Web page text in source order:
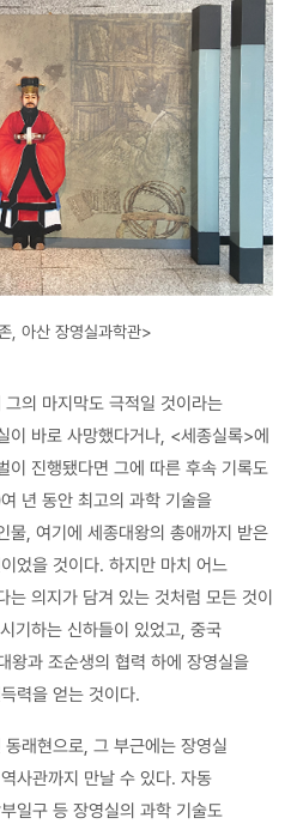
, 아산 장영실과학관>
의 마지막도 극적일 것이라는
이 바로 사망했다거나, <세종실록>에
이 진행됐다면 그에 따른 후속 기록도
년 동안 최고의 과학 기술을
물, 여기에 세종대왕의 총애까지 받은
었을 것이다. 하지만 마치 어느
는 의지가 담겨 있는 것처럼 모든 것이
기하는 신하들이 있었고, 중국
왕과 조순생의 협력 하에 장영실을
력을 얻는 것이다.
래현으로, 그 부근에는 장영실
사관까지 만날 수 있다. 자동
일구 등 장영실의 과학 기술도